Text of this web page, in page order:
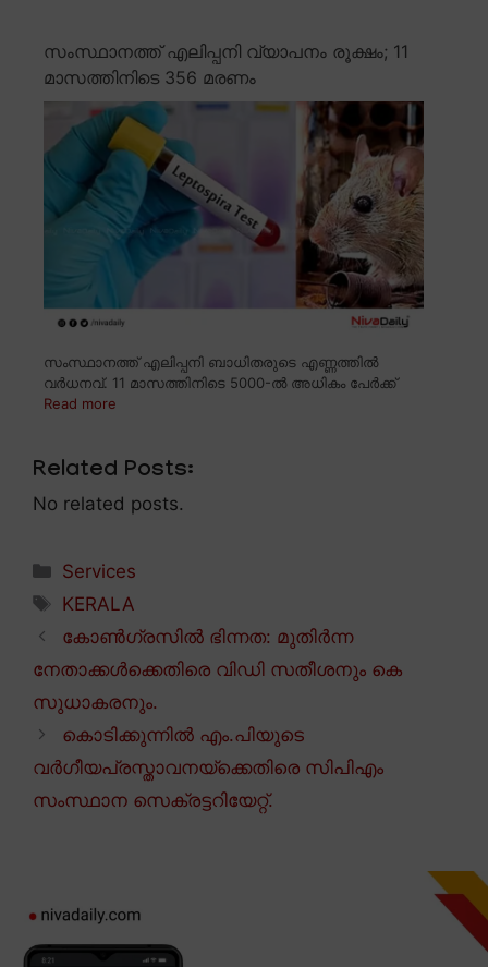
സംസ്ഥാനത്ത് എലിപ്പനി വ്യാപനം രൂക്ഷം; 11
മാസത്തിനിടെ 356 മരണം
സംസ്ഥാനത്ത് എലിപ്പനി ബാധിതരുടെ എണ്ണത്തിൽ
വർധനവ്. 11 മാസത്തിനിടെ 5000-ൽ അധികം പേർക്ക്
Read more
Related Posts:
No related posts.
Categories
Services
Tags
KERALA
കോൺഗ്രസിൽ ഭിന്നത: മുതിർന്ന
നേതാക്കൾക്കെതിരെ വിഡി സതീശനും കെ
സുധാകരനും.
കൊടിക്കുന്നിൽ എം.പിയുടെ
വർഗീയപ്രസ്താവനയ്ക്കെതിരെ സിപിഎം
സംസ്ഥാന സെക്രട്ടറിയേറ്റ്.